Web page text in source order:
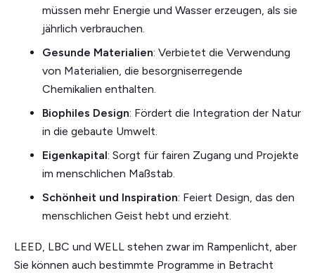
müssen mehr Energie und Wasser erzeugen, als sie
jährlich verbrauchen.
Gesunde Materialien: Verbietet die Verwendung
von Materialien, die besorgniserregende
Chemikalien enthalten.
Biophiles Design: Fördert die Integration der Natur
in die gebaute Umwelt.
Eigenkapital: Sorgt für fairen Zugang und Projekte
im menschlichen Maßstab.
Schönheit und Inspiration: Feiert Design, das den
menschlichen Geist hebt und erzieht.
LEED, LBC und WELL stehen zwar im Rampenlicht, aber
Sie können auch bestimmte Programme in Betracht